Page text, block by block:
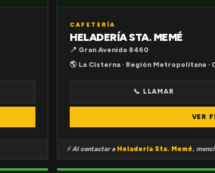
CAFETERÍA
HELADERÍA STA. MEMÉ
📍 Gran Avenida 8460
🌎 La Cisterna · Región Metropolitana ·
📞 LLAMAR
VER
⚡ Al contactar a Heladería Sta. Memé,